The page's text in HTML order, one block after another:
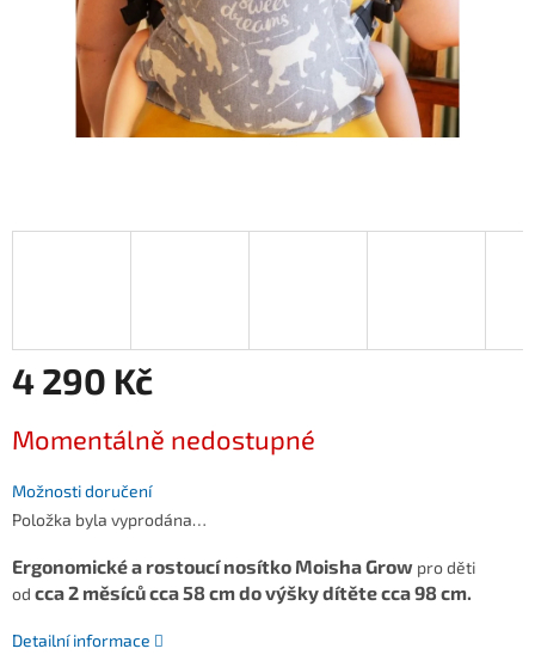
4 290 Kč
cena:
Momentálně nedostupné
Možnosti doručení
Položka byla vyprodána…
Ergonomické a rostoucí nosítko Moisha Grow pro děti
od cca 2 měsíců cca 58 cm do výšky dítěte cca 98 cm.
Detailní informace